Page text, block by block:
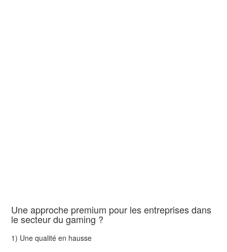
Une approche premium pour les entreprises dans
le secteur du gaming ?
1) Une qualité en hausse